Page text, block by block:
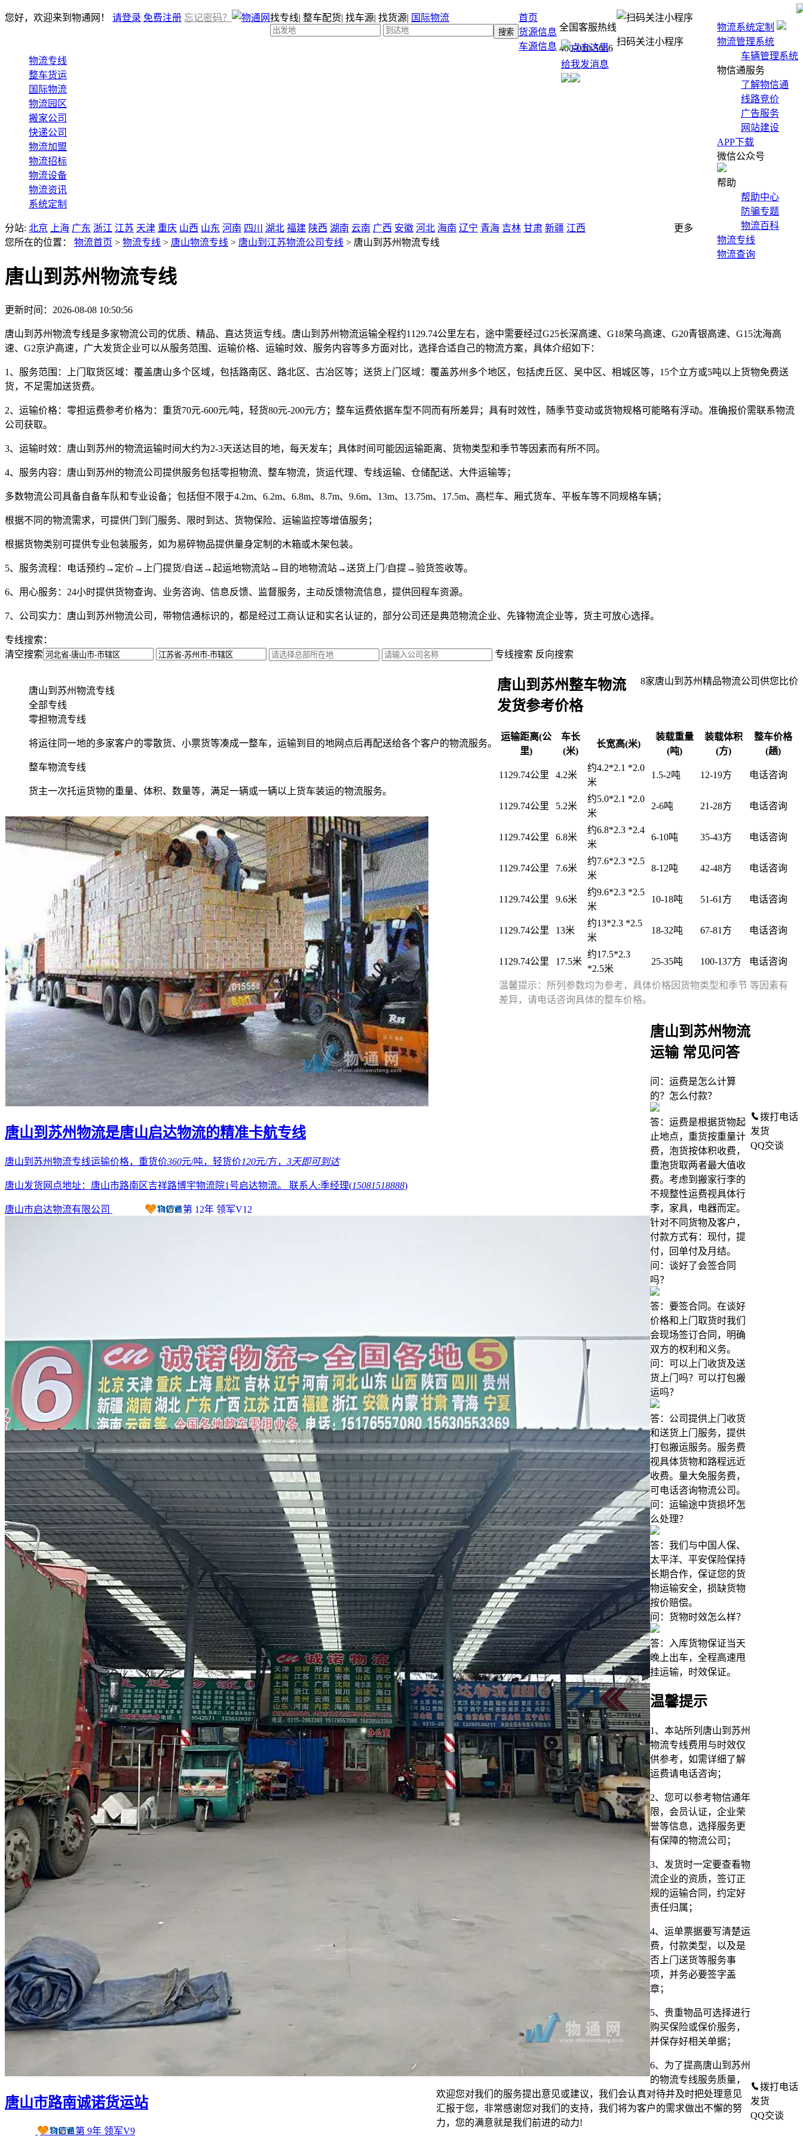
您好，欢迎来到物通网！ 请登录 免费注册 忘记密码？
物流系统定制
物流管理系统
车辆管理系统
物信通服务
了解物信通
线路竞价
广告服务
网站建设
APP下载
微信公众号
帮助
帮助中心
防骗专题
物流百科
物流专线
物流查询
找专线| 整车配货| 找车源| 找货源| 国际物流
全国客服热线
400-010-5656
扫码关注小程序
首页
货源信息
车源信息
物流专线
整车货运
国际物流
物流园区
搬家公司
快递公司
物流加盟
物流招标
物流设备
物流资讯
系统定制
分站: 北京 上海 广东 浙江 江苏 天津 重庆 山西 山东 河南 四川 湖北 福建 陕西 湖南 云南 广西 安徽 河北 海南 辽宁 青海 吉林 甘肃 新疆 江西
更多
您所在的位置：
物流首页 > 物流专线 > 唐山物流专线 > 唐山到江苏物流公司专线 > 唐山到苏州物流专线
唐山到苏州物流专线
更新时间：2026-08-08 10:50:56
唐山到苏州物流专线是多家物流公司的优质、精品、直达货运专线。唐山到苏州物流运输全程约1129.74公里左右，途中需要经过G25长深高速、G18荣乌高速、G20青银高速、G15沈海高
速、G2京沪高速，广大发货企业可以从服务范围、运输价格、运输时效、服务内容等多方面对比，选择合适自己的物流方案，具体介绍如下：
1、服务范围：
上门取货区域：覆盖唐山多个区域，包括路南区、路北区、古冶区等；送货上门区域：覆盖苏州多个地区，包括虎丘区、吴中区、相城区等，15个立方或5吨以上货物免费送
货，不足需加送货费。
2、运输价格： 零担运费参考价格为： 重货70元-600元/吨，轻货80元-200元/方 ；整车运费依据车型不同而有所差异；具有时效性，随季节变动或货物规格可能略有浮动。准确报价需联系物流
公司获取。
3、运输时效： 唐山到苏州的物流运输时间大约为2-3天送达目的地，每天发车；具体时间可能因运输距离、货物类型和季节等因素而有所不同。
4、服务内容： 唐山到苏州的物流公司提供服务包括零担物流、整车物流，货运代理、专线运输、仓储配送、大件运输等；
多数物流公司具备自备车队和专业设备；包括但不限于4.2m、6.2m、6.8m、8.7m、9.6m、13m、13.75m、17.5m、高栏车、厢式货车、平板车等不同规格车辆；
根据不同的物流需求，可提供门到门服务、限时到达、货物保险、运输监控等增值服务；
根据货物类别可提供专业包装服务，如为易碎物品提供量身定制的木箱或木架包装。
5、服务流程： 电话预约→定价→上门提货/自送→起运地物流站→目的地物流站→送货上门/自提→验货签收等。
6、用心服务： 24小时提供货物查询、业务咨询、信息反馈、监督服务，主动反馈物流信息，提供回程车资源。
7、公司实力： 唐山到苏州物流公司，带物信通标识的，都是经过工商认证和实名认证的，部分公司还是典范物流企业、先锋物流企业等，货主可放心选择。
专线搜索：
专线搜索 反向搜索
清空搜索
唐山到苏州物流专线
全部专线
零担物流专线
将运往同一地的多家客户的零散货、小票货等凑成一整车，运输到目的地网点后再配送给各个客户的物流服务。
整车物流专线
货主一次托运货物的重量、体积、数量等，满足一辆或一辆以上货车装运的物流服务。
8家唐山到苏州精品物流公司供您比价
唐山到苏州物流是唐山启达物流的精准卡航专线
唐山到苏州物流专线运输价格，重货价360元/吨，轻货价120元/方， 3天即可到达
唐山发货网点地址：唐山市路南区吉祥路博宇物流院1号启达物流。 联系人:季经理(15081518888)
唐山市启达物流有限公司 第 12年 领军V12
拨打电话
发货
QQ交谈
唐山市路南诚诺货运站
第 9年 领军V9
拨打电话
发货
QQ交谈
唐山到苏州整车物流
发货参考价格
运输距离(公
里)
车长
(米)
长宽高(米)
装载重量
(吨)
装载体积
(方)
整车价格
(趟)
1129.74公里 4.2米
约4.2*2.1 *2.0
米
1.5-2吨 12-19方 电话咨询
1129.74公里 5.2米
约5.0*2.1 *2.0
米
2-6吨 21-28方 电话咨询
1129.74公里 6.8米
约6.8*2.3 *2.4
米
6-10吨 35-43方 电话咨询
1129.74公里 7.6米
约7.6*2.3 *2.5
米
8-12吨 42-48方 电话咨询
1129.74公里 9.6米
约9.6*2.3 *2.5
米
10-18吨 51-61方 电话咨询
1129.74公里 13米
约13*2.3 *2.5
米
18-32吨 67-81方 电话咨询
1129.74公里 17.5米
约17.5*2.3
*2.5米
25-35吨 100-137方 电话咨询
温馨提示：所列参数均为参考，具体价格因货物类型和季节 等因素有
差异，请电话咨询具体的整车价格。
唐山到苏州物流
运输 常见问答
问：运费是怎么计算
的？怎么付款？
答：运费是根据货物起
止地点，重货按重量计
费，泡货按体积收费，
重泡货取两者最大值收
费。考虑到搬家行李的
不规整性运费视具体行
李，家具，电器而定。
针对不同货物及客户，
付款方式有：现付，提
付，回单付及月结。
问：谈好了会签合同
吗？
答：要签合同。在谈好
价格和上门取货时我们
会现场签订合同，明确
双方的权利和义务。
问：可以上门收货及送
货上门吗？可以打包搬
运吗？
答：公司提供上门收货
和送货上门服务，提供
打包搬运服务。服务费
视具体货物和路程远近
收费。量大免服务费，
可电话咨询物流公司。
问：运输途中货损坏怎
么处理？
答：我们与中国人保、
太平洋、平安保险保持
长期合作，保证您的货
物运输安全，损缺货物
按价赔偿。
问：货物时效怎么样？
答：入库货物保证当天
晚上出车，全程高速甩
挂运输，时效保证。
温馨提示
1、本站所列唐山到苏州
物流专线费用与时效仅
供参考，如需详细了解
运费请电话咨询；
2、您可以参考物信通年
限，会员认证，企业荣
誉等信息，选择服务更
有保障的物流公司；
3、发货时一定要查看物
流企业的资质，签订正
规的运输合同，约定好
责任归属；
4、运单票据要写清楚运
费，付款类型，以及是
否上门送货等服务事
项，并务必要签字盖
章；
5、贵重物品可选择进行
购买保险或保价服务，
并保存好相关单据；
6、为了提高唐山到苏州
的物流专线服务质量，
欢迎您对我们的服务提出意见或建议，我们会认真对待并及时把处理意见
汇报于您，非常感谢您对我们的支持，我们将为客户的需求做出不懈的努
力，您的满意就是我们前进的动力!